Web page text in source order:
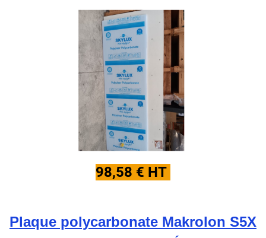
98,58 € HT
Plaque polycarbonate Makrolon S5X